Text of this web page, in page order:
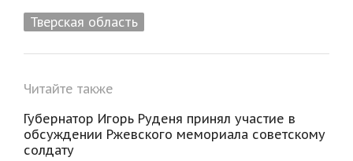
Тверская область
Читайте также
Губернатор Игорь Руденя принял участие в
обсуждении Ржевского мемориала советскому
солдату